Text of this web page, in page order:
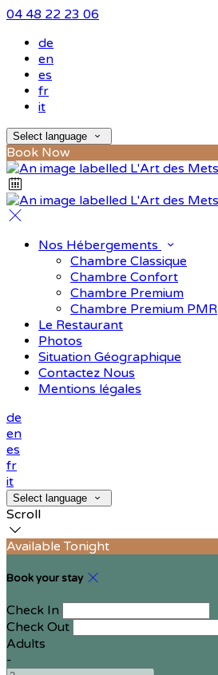
04 48 22 23 06
de
en
es
fr
it
Select language
Book Now
Nos Hébergements
Chambre Classique
Chambre Confort
Chambre Premium
Chambre Premium PMR
Le Restaurant
Photos
Situation Géographique
Contactez Nous
Mentions légales
de
en
es
fr
it
Select language
Scroll
Available Tonight
Book your stay
Check In
Check Out
Adults
-